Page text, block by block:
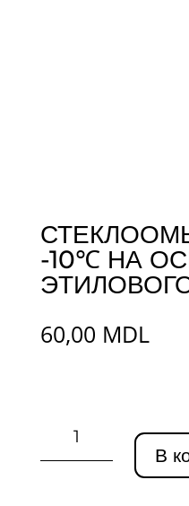
-10℃ НА
60,00 MDL
товара
СТЕКЛООМЫВАТЕЛЬ
В